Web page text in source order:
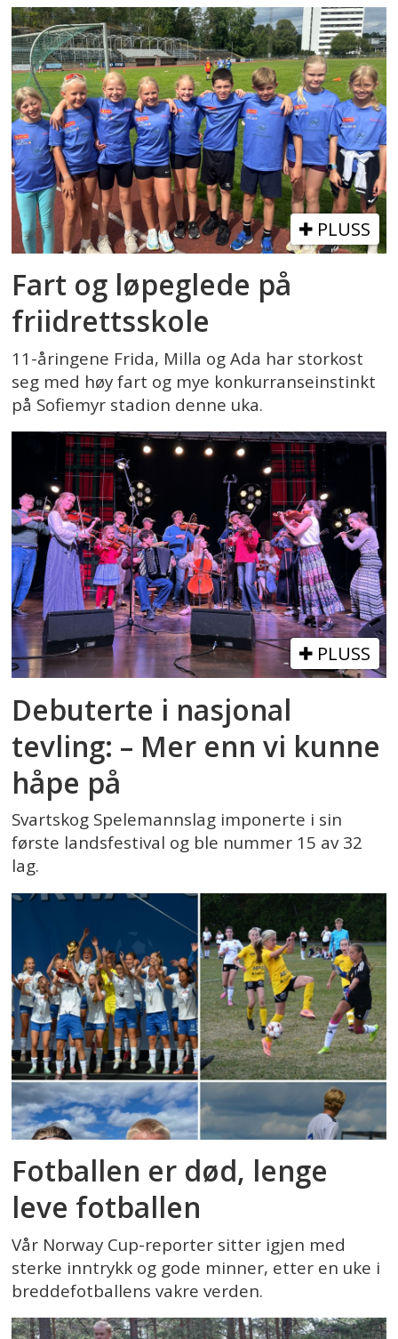
PLUSS
Fart og løpeglede på
friidrettsskole
11-åringene Frida, Milla og Ada har storkost
seg med høy fart og mye konkurranseinstinkt
på Sofiemyr stadion denne uka.
PLUSS
Debuterte i nasjonal
tevling: – Mer enn vi kunne
håpe på
Svartskog Spelemannslag imponerte i sin
første landsfestival og ble nummer 15 av 32
lag.
Fotballen er død, lenge
leve fotballen
Vår Norway Cup-reporter sitter igjen med
sterke inntrykk og gode minner, etter en uke i
breddefotballens vakre verden.